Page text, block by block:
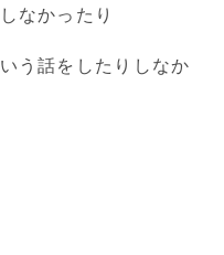
なかったり
う話をしたりしなか